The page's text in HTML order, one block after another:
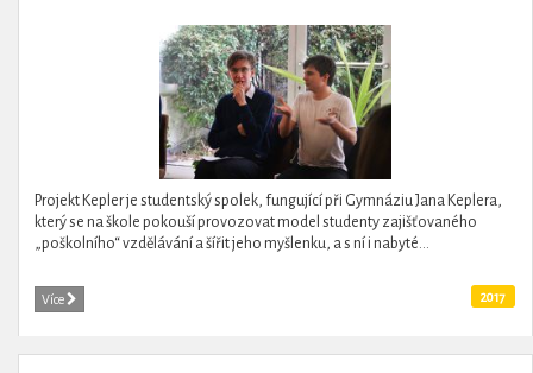
Projekt Kepler je studentský spolek, fungující při Gymnáziu Jana Keplera,
který se na škole pokouší provozovat model studenty zajišťovaného
„poškolního“ vzdělávání a šířit jeho myšlenku, a s ní i nabyté...
Více 2017